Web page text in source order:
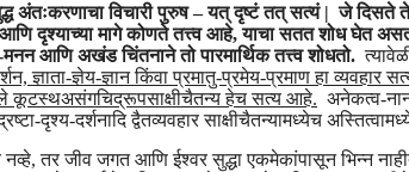
अंतःकरणाचा विचारी पुरुष –यत् दृष्टं तत् सत्यं | जे दिसते
आणि दृश्याच्या मागे कोणते तत्त्व आहे, याचा सतत शोध घेत
आणि अखंड चिंतनाने तो पारमार्थिक तत्त्व शोधतो.
ज्ञाता-ज्ञेय-ज्ञान किंवा प्रमातु-प्रमेय-प्रमाण हा व्यवहार
हेच सत्य आहे. अनेकत्व-
दृश्य-दर्शनादि द्वैतव्यवहार साक्षीचैतन्यामध्येच
तर जीव जगत आणि ईश्वर सुद्धा एकमेकांपासून भिन्न